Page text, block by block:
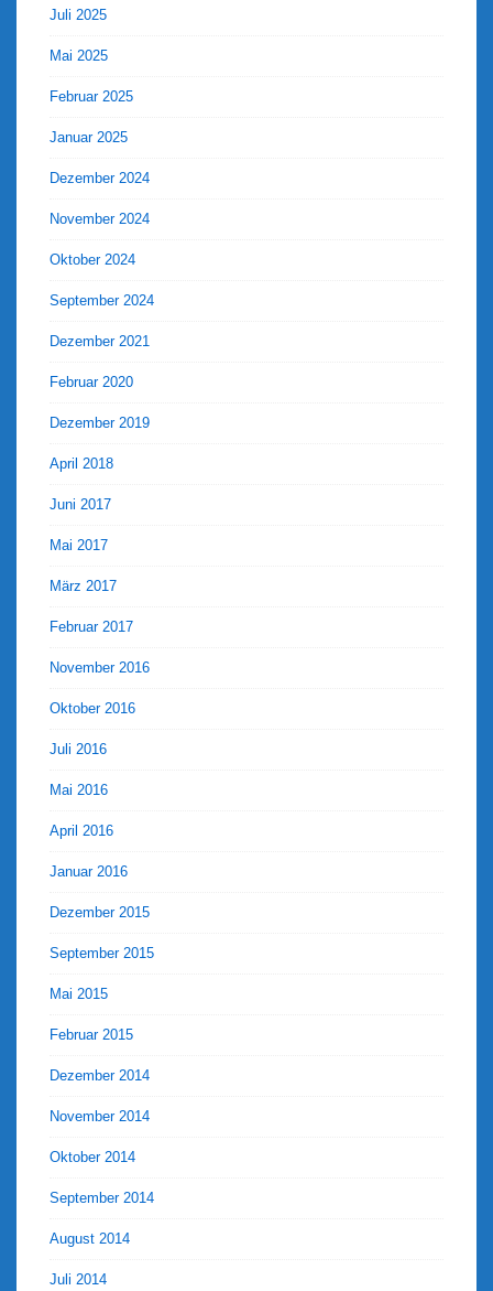
Juli 2025
Mai 2025
Februar 2025
Januar 2025
Dezember 2024
November 2024
Oktober 2024
September 2024
Dezember 2021
Februar 2020
Dezember 2019
April 2018
Juni 2017
Mai 2017
März 2017
Februar 2017
November 2016
Oktober 2016
Juli 2016
Mai 2016
April 2016
Januar 2016
Dezember 2015
September 2015
Mai 2015
Februar 2015
Dezember 2014
November 2014
Oktober 2014
September 2014
August 2014
Juli 2014